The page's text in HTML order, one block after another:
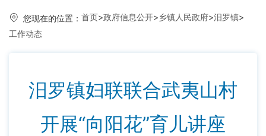
您现在的位置： 首页>政府信息公开>乡镇人民政府>汨罗镇>
工作动态
汨罗镇妇联联合武夷山村
开展“向阳花”育儿讲座